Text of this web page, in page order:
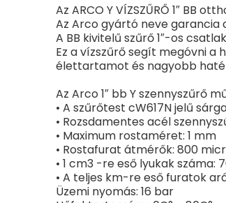
Az ARCO Y VÍZSZŰRŐ 1″ BB
Az Arco gyártó neve garancia
A BB kivitelű szűrő 1″-os
Ez a vízszűrő segít megóvni
élettartamot és nagyobb
Az Arco 1″ bb Y szennyszűrő
• A szűrőtest cW617N jelű
• Rozsdamentes acél
• Maximum rostaméret: 1 mm
• Rostafurat átmérők: 800
• 1 cm3 -re eső lyukak száma:
• A teljes km-re eső furatok
Üzemi nyomás: 16 bar